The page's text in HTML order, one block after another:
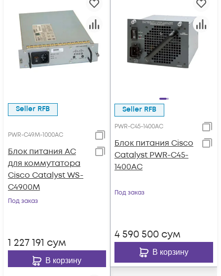
Seller RFB
PWR-C49M-1000AC
Блок питания AC
для коммутатора
Cisco Catalyst WS-
C4900M
Под заказ
1 227 191 сум
В корзину
Seller RFB
PWR-C45-1400AC
Блок питания Cisco
Catalyst PWR-C45-
1400AC
Под заказ
4 590 500 сум
В корзину